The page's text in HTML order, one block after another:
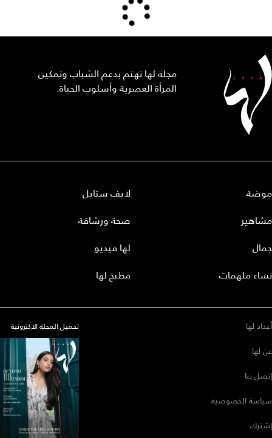
مجلة لها تهتم بدعم الشباب وتمكين
المرأة العصرية وأسلوب الحياة.
موضة
مشاهير
جمال
نساء ملهمات
لايف ستايل
صحة ورشاقة
لها فيديو
مطبخ لها
أعداد لها
عن لها
إتصل بنا
سياسة الخصوصية
إشترك
تحميل المجلة الاكترونية